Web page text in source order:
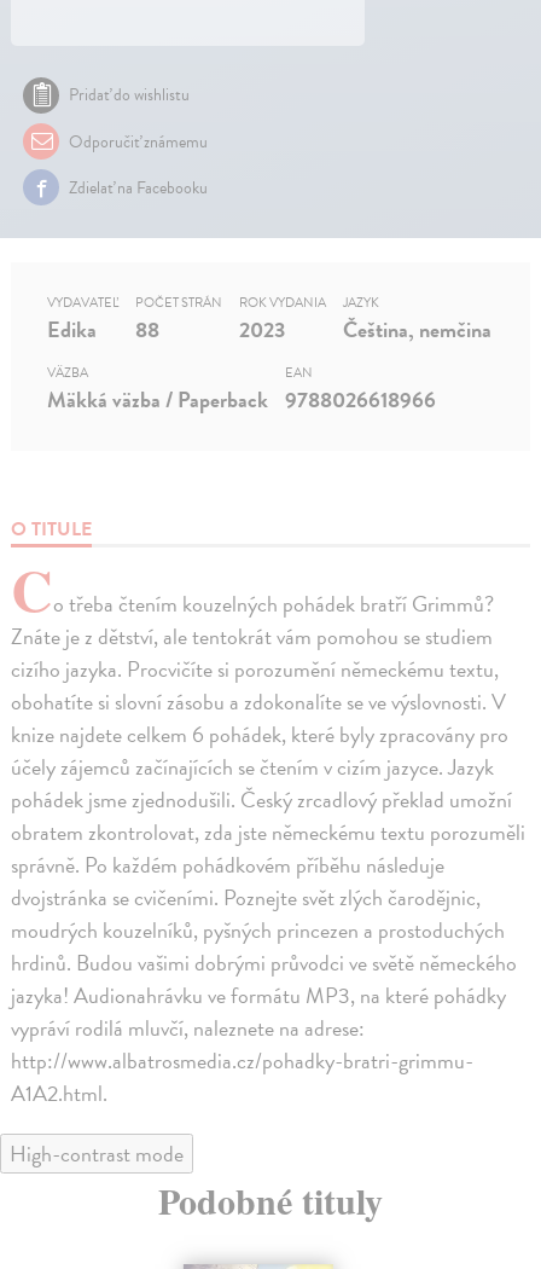
Pridať do wishlistu
Odporučiť známemu
Zdielať na Facebooku
O TITULE
Co třeba čtením kouzelných pohádek bratří Grimmů?
Znáte je z dětství, ale tentokrát vám pomohou se studiem
cizího jazyka. Procvičíte si porozumění německému textu,
obohatíte si slovní zásobu a zdokonalíte se ve výslovnosti. V
knize najdete celkem 6 pohádek, které byly zpracovány pro
účely zájemců začínajících se čtením v cizím jazyce. Jazyk
pohádek jsme zjednodušili. Český zrcadlový překlad umožní
obratem zkontrolovat, zda jste německému textu porozuměli
správně. Po každém pohádkovém příběhu následuje
dvojstránka se cvičeními. Poznejte svět zlých čarodějnic,
moudrých kouzelníků, pyšných princezen a prostoduchých
hrdinů. Budou vašimi dobrými průvodci ve světě německého
jazyka! Audionahrávku ve formátu MP3, na které pohádky
vypráví rodilá mluvčí, naleznete na adrese:
http://www.albatrosmedia.cz/pohadky-bratri-grimmu-
A1A2.html.
VYDAVATEĽ
Edika
POČET STRÁN
88
ROK VYDANIA
2023
JAZYK
Čeština, nemčina
VÄZBA
Mäkká väzba / Paperback
EAN
9788026618966
High-contrast mode
Podobné tituly